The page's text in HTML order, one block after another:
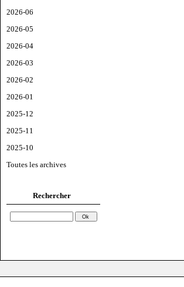
2026-06
2026-05
2026-04
2026-03
2026-02
2026-01
2025-12
2025-11
2025-10
Toutes les archives
Rechercher